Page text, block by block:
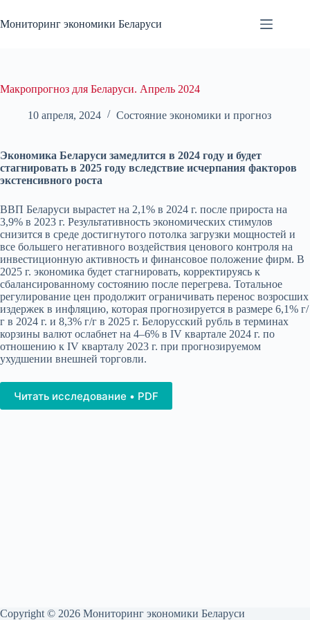
к
сути
Мониторинг экономики Беларуси
Макропрогноз для Беларуси. Апрель 2024
10 апреля, 2024 Состояние экономики и прогноз
Экономика Беларуси замедлится в 2024 году и будет
стагнировать в 2025 году вследствие исчерпания факторов
экстенсивного роста
ВВП Беларуси вырастет на 2,1% в 2024 г. после прироста на
3,9% в 2023 г. Результативность экономических стимулов
снизится в среде достигнутого потолка загрузки мощностей и
все большего негативного воздействия ценового контроля на
инвестиционную активность и финансовое положение фирм. В
2025 г. экономика будет стагнировать, корректируясь к
сбалансированному состоянию после перегрева. Тотальное
регулирование цен продолжит ограничивать перенос возросших
издержек в инфляцию, которая прогнозируется в размере 6,1% г/
г в 2024 г. и 8,3% г/г в 2025 г. Белорусский рубль в терминах
корзины валют ослабнет на 4–6% в IV квартале 2024 г. по
отношению к IV кварталу 2023 г. при прогнозируемом
ухудшении внешней торговли.
Читать исследование • PDF
Copyright © 2026 Мониторинг экономики Беларуси